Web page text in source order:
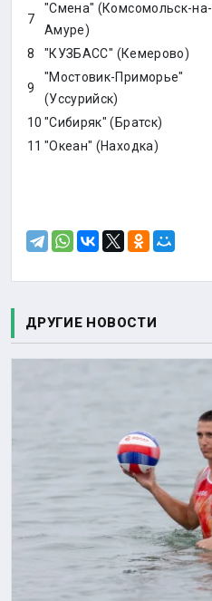
7
"Смена" (Комсомольск-на-
Амуре)
8 "КУЗБАСС" (Кемерово)
9
"Мостовик-Приморье"
(Уссурийск)
10 "Сибиряк" (Братск)
11 "Океан" (Находка)
ДРУГИЕ НОВОСТИ